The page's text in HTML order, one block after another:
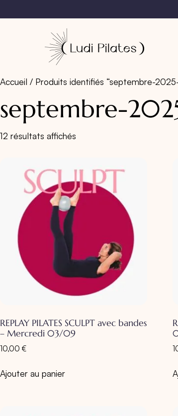
Accueil / Produits identifiés “septembre-
septembre-
12 résultats affichés
REPLAY PILATES SCULPT avec bandes
– Mercredi 03/09
10,00 €
Ajouter au panier